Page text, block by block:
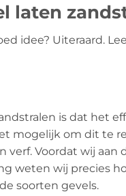
laten
idee? Uiteraard.
is dat het
mogelijk om dit te
Voordat wij
weten wij precies
soorten gevels.